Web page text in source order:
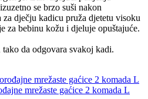
se brzo suši nakon
dječju kadicu pruža djetetu visoku
za bebinu kožu i djeluje opuštajuće.
da odgovara svakoj kadi.
mrežaste gaćice 2 komada L